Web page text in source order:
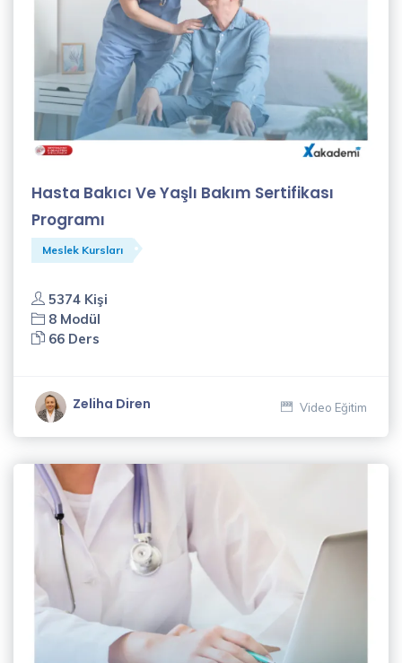
Hasta Bakıcı Ve Yaşlı Bakım Sertifikası
Programı
Meslek Kursları
5374 Kişi
8 Modül
66 Ders
Zeliha Diren Video Eğitim